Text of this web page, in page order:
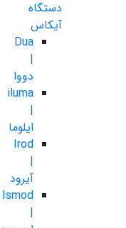
دستگاه
آیکاس
Dua
|
دووا
iluma
|
ایلوما
Irod
|
آیرود
Ismod
|